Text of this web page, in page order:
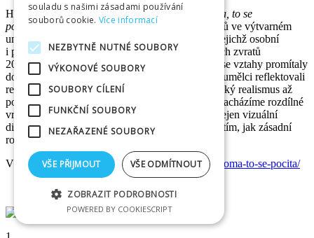
Hlavní výstava letní sezóny s názvemCo je doma, to se
počítázkoumá jedinečný fenomén tvorby partnerů ve výtvarném
umění – vztah manželských či životních dvojic, jejichž osobní
i profesní dráhy se odehrávaly na pozadí dějinných zvratů
20. století. Návštěvník má možnost sledovat, jak se vztahy promítaly
do výběru témat, technik, stylu i do způsobu, jak umělci reflektovali
realitu doby. Od secese a moderny přes socialistický realismus až
po konceptuální umění – v každé etapě výstavy nacházíme rozdílné
vrstvy vzájemného „působení“. Výstava nabízí nejen vizuální
dialogy mezi partnery, ale i hlubší zamyšlení nad tím, jak zásadní
roli hraje lidská blízkost ve světě umění.
Více na
https://www.galeriehk.cz/vystavy/co-je-doma-to-se-pocita/
souladu s našimi zásadami používání
souborů cookie. Více informací
NEZBYTNĚ NUTNÉ SOUBORY
VÝKONOVÉ SOUBORY
SOUBORY CÍLENÍ
FUNKČNÍ SOUBORY
NEZAŘAZENÉ SOUBORY
VŠE PŘIJMOUT VŠE ODMÍTNOUT
ZOBRAZIT PODROBNOSTI
POWERED BY COOKIESCRIPT